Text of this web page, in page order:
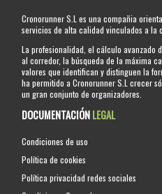
Cronorunner S.L es una compañia
servicios de alta calidad vinculados a la
La profesionalidad, el cálculo
al corredor, la búsqueda de la máxima
valores que identifican y distinguen la
ha permitido a Cronorunner S.L crecer
un gran conjunto de organizadores.
DOCUMENTACIÓNLEGAL
Condiciones de uso
Política de cookies
Política privacidad redes sociales